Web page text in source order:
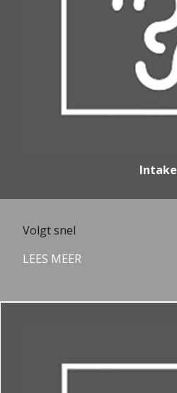
Intake
Volgt snel
LEES MEER